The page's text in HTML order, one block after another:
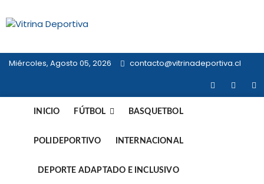
al
Deportiva
Miércoles, Agosto 05, 2026 contacto@vitrinadeportiva.cl
facebooktwitter
INICIO FÚTBOL BASQUETBOL
POLIDEPORTIVO INTERNACIONAL
DEPORTE ADAPTADO E INCLUSIVO